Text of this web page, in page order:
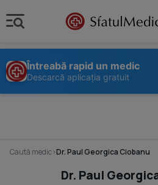
Întreabă rapid un medic
Descarcă aplicația gratuit
Caută medic›Dr. Paul Georgica Ciobanu
Dr. Paul